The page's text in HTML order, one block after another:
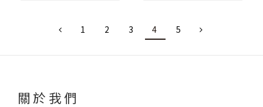
1 2 3 4 5
關於我們